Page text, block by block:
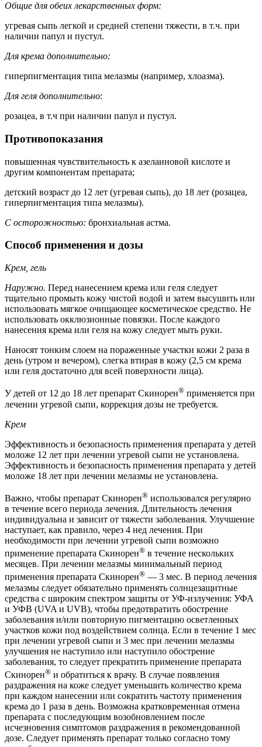
Общие для обеих лекарственных форм:
угревая сыпь легкой и средней степени тяжести, в т.ч. при
наличии папул и пустул.
Для крема дополнительно:
гиперпигментация типа мелазмы (например, хлоазма).
Для геля дополнительно:
розацеа, в т.ч при наличии папул и пустул.
Противопоказания
повышенная чувствительность к азелаиновой кислоте и
другим компонентам препарата;
детский возраст до 12 лет (угревая сыпь), до 18 лет (розацеа,
гиперпигментация типа мелазмы).
С осторожностью: бронхиальная астма.
Способ применения и дозы
Крем, гель
Наружно. Перед нанесением крема или геля следует
тщательно промыть кожу чистой водой и затем высушить или
использовать мягкое очищающее косметическое средство. Не
использовать окклюзионные повязки. После каждого
нанесения крема или геля на кожу следует мыть руки.
Наносят тонким слоем на пораженные участки кожи 2 раза в
день (утром и вечером), слегка втирая в кожу (2,5 см крема
или геля достаточно для всей поверхности лица).
У детей от 12 до 18 лет препарат Скинорен® применяется при
лечении угревой сыпи, коррекция дозы не требуется.
Крем
Эффективность и безопасность применения препарата у детей
моложе 12 лет при лечении угревой сыпи не установлена.
Эффективность и безопасность применения препарата у детей
моложе 18 лет при лечении мелазмы не установлена.
Важно, чтобы препарат Скинорен® использовался регулярно
в течение всего периода лечения. Длительность лечения
индивидуальна и зависит от тяжести заболевания. Улучшение
наступает, как правило, через 4 нед лечения. При
необходимости при лечении угревой сыпи возможно
применение препарата Скинорен® в течение нескольких
месяцев. При лечении мелазмы минимальный период
применения препарата Скинорен® — 3 мес. В период лечения
мелазмы следует обязательно применять солнцезащитные
средства с широким спектром защиты от УФ-излучения: УФА
и УФВ (UVA и UVB), чтобы предотвратить обострение
заболевания и/или повторную пигментацию осветленных
участков кожи под воздействием солнца. Если в течение 1 мес
при лечении угревой сыпи и 3 мес при лечении мелазмы
улучшения не наступило или наступило обострение
заболевания, то следует прекратить применение препарата
Скинорен® и обратиться к врачу. В случае появления
раздражения на коже следует уменьшить количество крема
при каждом нанесении или сократить частоту применения
крема до 1 раза в день. Возможна кратковременная отмена
препарата с последующим возобновлением после
исчезновения симптомов раздражения в рекомендованной
дозе. Следует применять препарат только согласно тому